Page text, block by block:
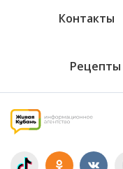
Контакты
Рецепты